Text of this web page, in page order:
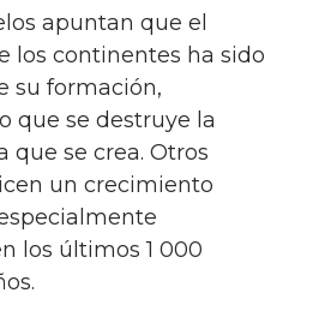
apuntan que el
los continentes ha sido
su formación,
que se destruye la
que se crea. Otros
un crecimiento
los últimos 1 000